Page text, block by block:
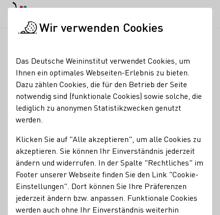
US-Reise: Deutsche
Weinkönigin Katrin
Lang in Jasper, Indiana
Auf ihrer jüngsten US-Reise hat die Deutsche Weinkönigin
Katrin Lang Klassiker der heimischen Weinkultur im
Gepäck. Mit einem Besuch in Jasper, Indiana, USA, festigte
sie das Interesse für deutsche Weine und Weinkultur.
DWM
Wir verwenden Cookies
Das Deutsche Weininstitut verwendet Cookies, um
Ihnen ein optimales Webseiten-Erlebnis zu bieten.
Dazu zählen Cookies, die für den Betrieb der Seite
notwendig sind (funktionale Cookies) sowie solche, die
lediglich zu anonymen Statistikzwecken genutzt
werden.
Klicken Sie auf "Alle akzeptieren", um alle Cookies zu
akzeptieren. Sie können Ihr Einverständnis jederzeit
ändern und widerrufen. In der Spalte "Rechtliches" im
Footer unserer Webseite finden Sie den Link "Cookie-
Einstellungen". Dort können Sie Ihre Präferenzen
jederzeit ändern bzw. anpassen. Funktionale Cookies
werden auch ohne Ihr Einverständnis weiterhin